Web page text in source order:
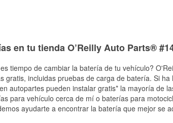
en tu tienda O’Reilly Auto Parts®
tiempo de cambiar la batería de tu vehículo?
gratis, incluidas pruebas de carga de batería. Si
autopartes pueden instalar gratis* la mayoría de
para vehículo cerca de mí o baterías para
ayudarte a encontrar la batería que mejor se